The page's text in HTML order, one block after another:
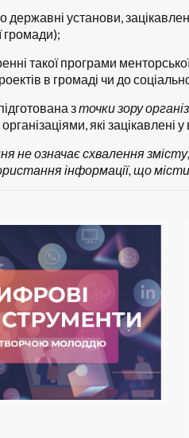
державні установи,
громади);
такої програми
в громаді чи до
зточки зору
які
не означає схвалення
інформації, що